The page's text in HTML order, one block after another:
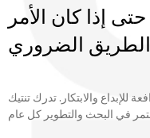
إذا كان الأمر
للإبداع والابتكار. تدرك تنتيك
في البحث والتطوير كل عام